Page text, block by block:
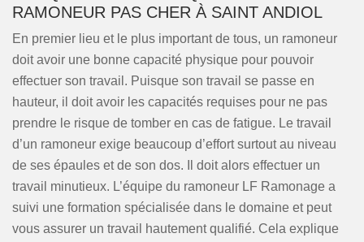
RAMONEUR PAS CHER À SAINT ANDIOL
En premier lieu et le plus important de tous, un ramoneur
doit avoir une bonne capacité physique pour pouvoir
effectuer son travail. Puisque son travail se passe en
hauteur, il doit avoir les capacités requises pour ne pas
prendre le risque de tomber en cas de fatigue. Le travail
d’un ramoneur exige beaucoup d’effort surtout au niveau
de ses épaules et de son dos. Il doit alors effectuer un
travail minutieux. L’équipe du ramoneur LF Ramonage a
suivi une formation spécialisée dans le domaine et peut
vous assurer un travail hautement qualifié. Cela explique